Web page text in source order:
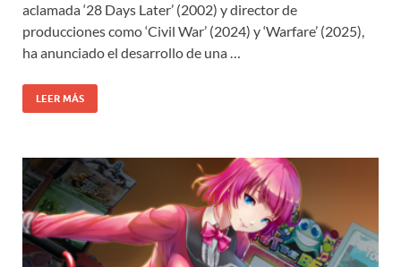
aclamada ‘28 Days Later’ (2002) y director de
producciones como ‘Civil War’ (2024) y ‘Warfare’ (2025),
ha anunciado el desarrollo de una …
LEER MÁS